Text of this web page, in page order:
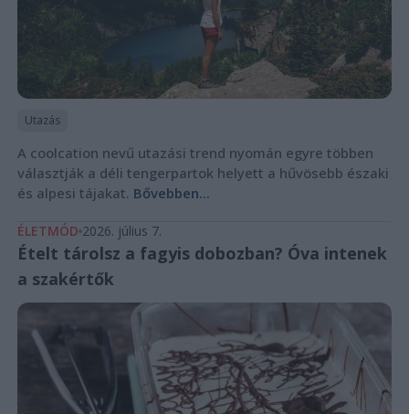
Utazás
A coolcation nevű utazási trend nyomán egyre többen
választják a déli tengerpartok helyett a hűvösebb északi
és alpesi tájakat. Bővebben...
ÉLETMÓD 2026. július 7.
Ételt tárolsz a fagyis dobozban? Óva intenek
a szakértők